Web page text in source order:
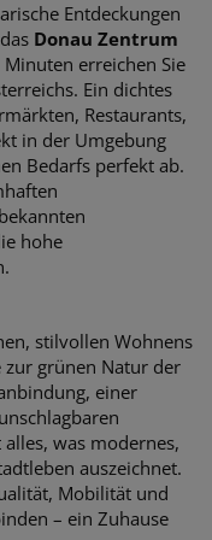
Entdeckungen
Donau Zentrum
erreichen Sie
Ein dichtes
Restaurants,
in der Umgebung
Bedarfs perfekt ab.
hohe
stilvollen Wohnens
grünen Natur der
einer
was modernes,
auszeichnet.
Mobilität und
– ein Zuhause